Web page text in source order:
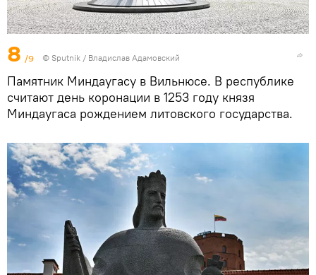
8 /9 © Sputnik / Владислав Адамовский
Памятник Миндаугасу в Вильнюсе. В республике
считают день коронации в 1253 году князя
Миндаугаса рождением литовского государства.